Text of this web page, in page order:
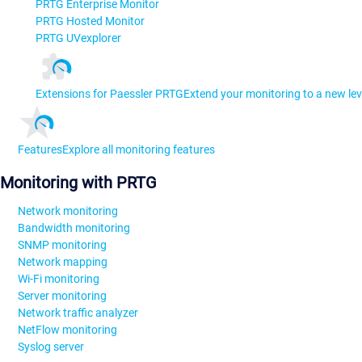
PRTG Enterprise Monitor
PRTG Hosted Monitor
PRTG UVexplorer
Extensions for Paessler PRTGExtend your monitoring to a new
FeaturesExplore all monitoring features
Monitoring with PRTG
Network monitoring
Bandwidth monitoring
SNMP monitoring
Network mapping
Wi-Fi monitoring
Server monitoring
Network traffic analyzer
NetFlow monitoring
Syslog server